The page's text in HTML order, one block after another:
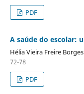
PDF
A saúde do escolar:
Hélia Vieira Freire Borges
72-78
PDF